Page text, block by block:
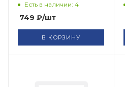
Есть в наличии: 4
749 ₽/шт
В КОРЗИНУ